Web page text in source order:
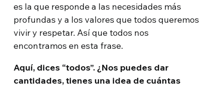
es la que responde a las necesidades más
profundas y a los valores que todos queremos
vivir y respetar. Así que todos nos
encontramos en esta frase.
Aquí, dices “todos”. ¿Nos puedes dar
cantidades, tienes una idea de cuántas